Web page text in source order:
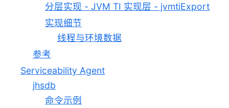
分层实现 - JVM TI 实现层 - jvmtiExport
实现细节
线程与环境数据
参考
Serviceability Agent
jhsdb
命令示例